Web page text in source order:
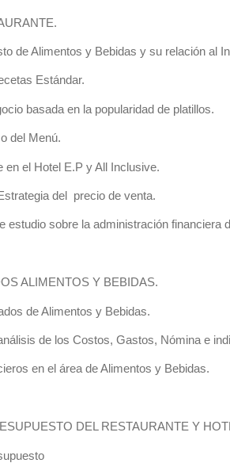
Alimentos y Bebidas y su relación al
Estándar.
basada en la popularidad de platillos.
del Menú.
el Hotel E.P y All Inclusive.
del precio de venta.
sobre la administración financiera
ALIMENTOS Y BEBIDAS.
de Alimentos y Bebidas.
de los Costos, Gastos, Nómina e
en el área de Alimentos y Bebidas.
DEL RESTAURANTE Y